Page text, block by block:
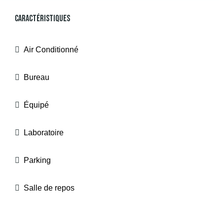
Caractéristiques
Air Conditionné
Bureau
Équipé
Laboratoire
Parking
Salle de repos